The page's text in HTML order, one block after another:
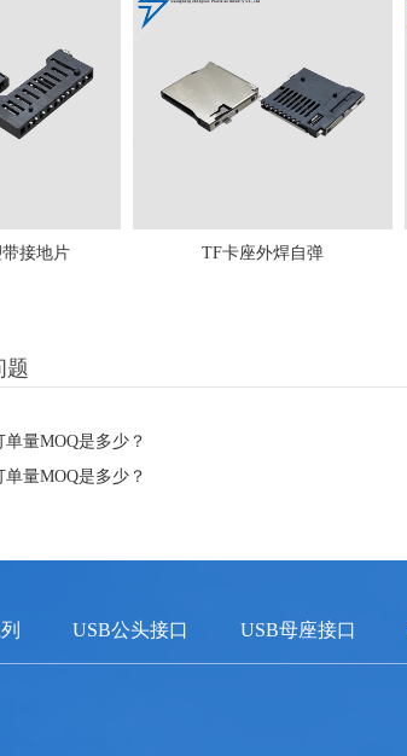
接地片 TF卡座外焊自弹
题
量MOQ是多少？
量MOQ是多少？
USB公头接口 USB母座接口